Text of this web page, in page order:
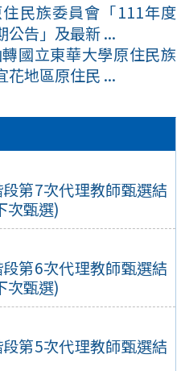
第7次代理教師甄選結
次甄選)
第6次代理教師甄選結
次甄選)
第5次代理教師甄選結
民族委員會「111年度
公告」及最新 ...
國立東華大學原住民族
花地區原住民 ...